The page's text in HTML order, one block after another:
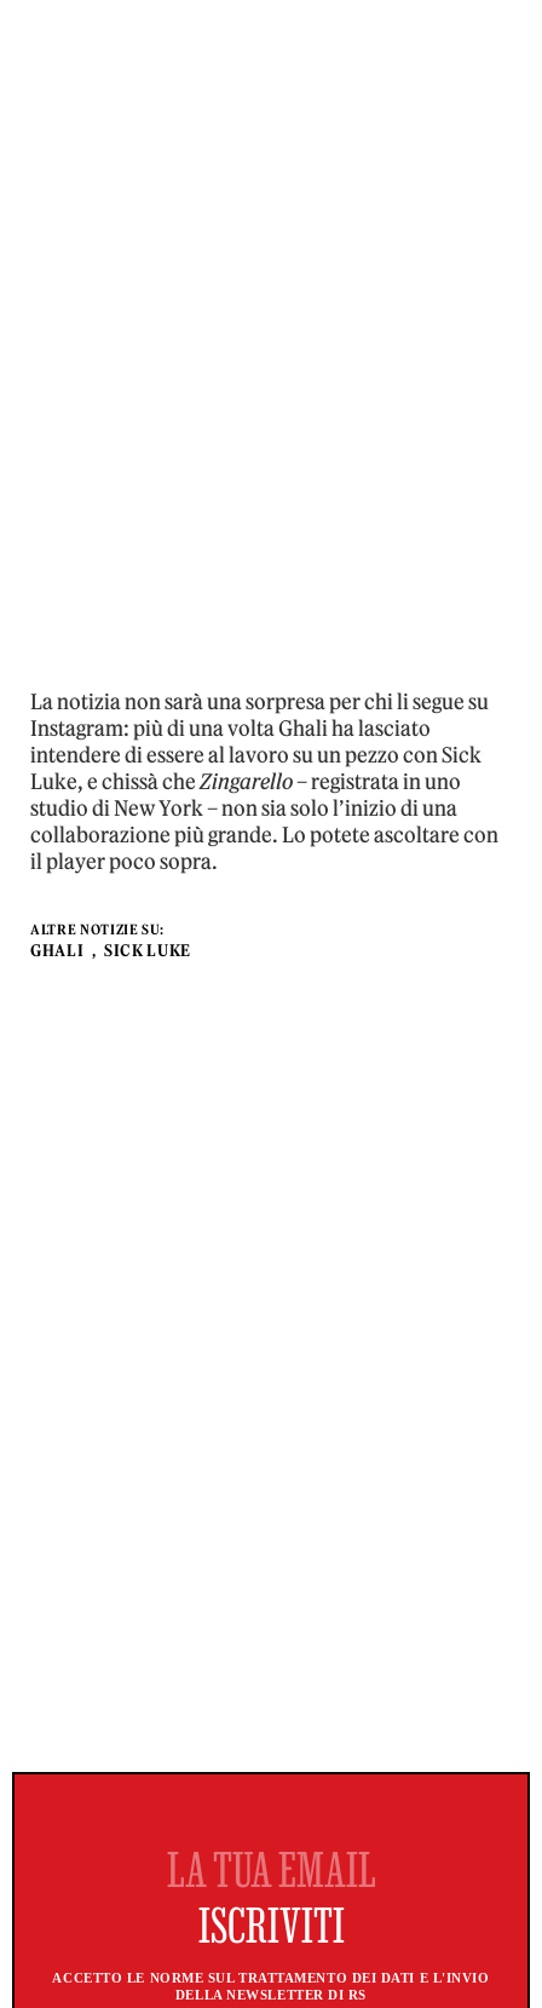
La notizia non sarà una sorpresa per chi li segue su
Instagram: più di una volta Ghali ha lasciato
intendere di essere al lavoro su un pezzo con Sick
Luke, e chissà cheZingarello– registrata in uno
studio di New York – non sia solo l’inizio di una
collaborazione più grande. Lo potete ascoltare con
il player poco sopra.
ALTRE NOTIZIE SU:
GHALI SICK LUKE
ACCETTO LE NORME SUL TRATTAMENTO DEI DATI E L'INVIO
DELLA NEWSLETTER DI RS